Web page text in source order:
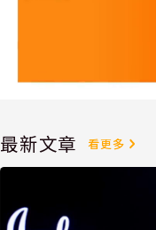
最新文章 看更多